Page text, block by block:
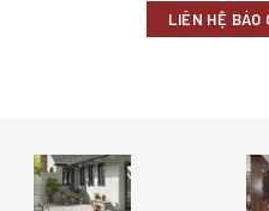
LIÊN HỆ BÁO